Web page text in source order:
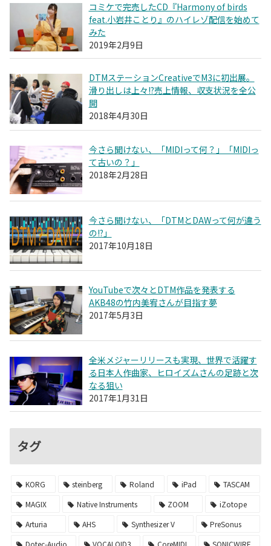
コミケで完売したCD『Harmony of birds
feat.小岩井ことり』のハイレゾ配信を始めて
みた
2019年2月9日
DTMステーションCreativeでM3に初出展。
滑り出しは上々!?売上情報、収支状況を全公
開
2018年4月30日
今さら聞けない、「MIDIって何？」「MIDIっ
て古いの？」
2018年2月28日
今さら聞けない、「DTMとDAWって何が違う
の!?」
2017年10月18日
YouTubeで次々とDTM作品を発表する
AKB48の竹内美宥さんが目指す夢
2017年5月3日
全米メジャーリリースも実現、世界で活躍す
る日本人作曲家、ヒロイズムさんの足跡と次
なる狙い
2017年1月31日
タグ
KORG steinberg Roland iPad
TASCAM
MAGIX
Native Instruments ZOOM
iZotope
Arturia
AHS Synthesizer V
PreSonus